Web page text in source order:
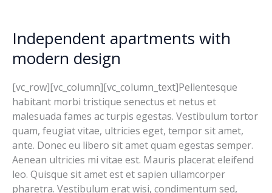
Independent apartments with
modern design
[vc_row][vc_column][vc_column_text]Pellentesque
habitant morbi tristique senectus et netus et
malesuada fames ac turpis egestas. Vestibulum tortor
quam, feugiat vitae, ultricies eget, tempor sit amet,
ante. Donec eu libero sit amet quam egestas semper.
Aenean ultricies mi vitae est. Mauris placerat eleifend
leo. Quisque sit amet est et sapien ullamcorper
pharetra. Vestibulum erat wisi, condimentum sed,
Independent
apartments
with
design